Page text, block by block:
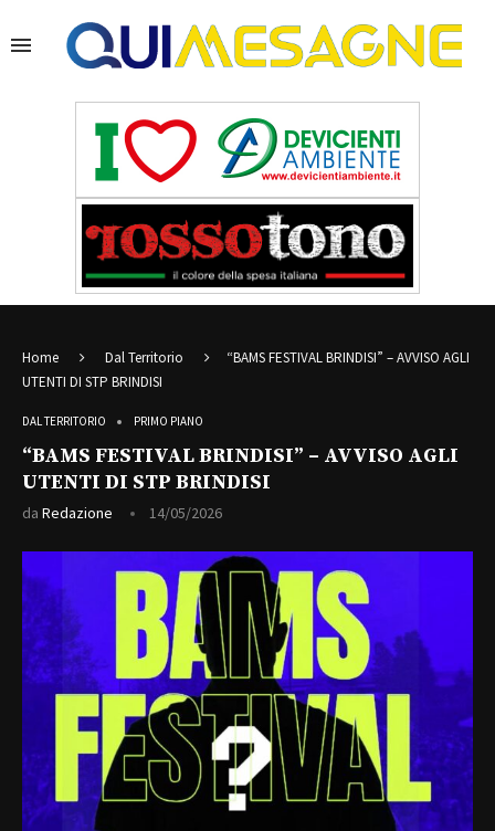
Home Dal Territorio
“BAMS FESTIVAL BRINDISI” – AVVISO AGLI
UTENTI DI STP BRINDISI
DAL TERRITORIO PRIMO PIANO
“BAMS FESTIVAL BRINDISI” – AVVISO AGLI
UTENTI DI STP BRINDISI
da Redazione 14/05/2026